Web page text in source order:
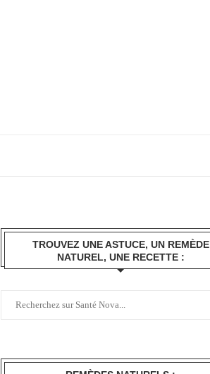
TROUVEZ UNE ASTUCE, UN REMÈDE
NATUREL, UNE RECETTE :